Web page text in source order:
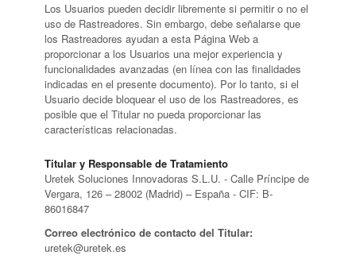
Los Usuarios pueden decidir libremente si permitir o no el
uso de Rastreadores. Sin embargo, debe señalarse que
los Rastreadores ayudan a esta Página Web a
proporcionar a los Usuarios una mejor experiencia y
funcionalidades avanzadas (en línea con las finalidades
indicadas en el presente documento). Por lo tanto, si el
Usuario decide bloquear el uso de los Rastreadores, es
posible que el Titular no pueda proporcionar las
características relacionadas.
Titular y Responsable de Tratamiento
Uretek Soluciones Innovadoras S.L.U. - Calle Príncipe de
Vergara, 126 – 28002 (Madrid) – España - CIF: B-
86016847
Correo electrónico de contacto del Titular:
uretek@uretek.es